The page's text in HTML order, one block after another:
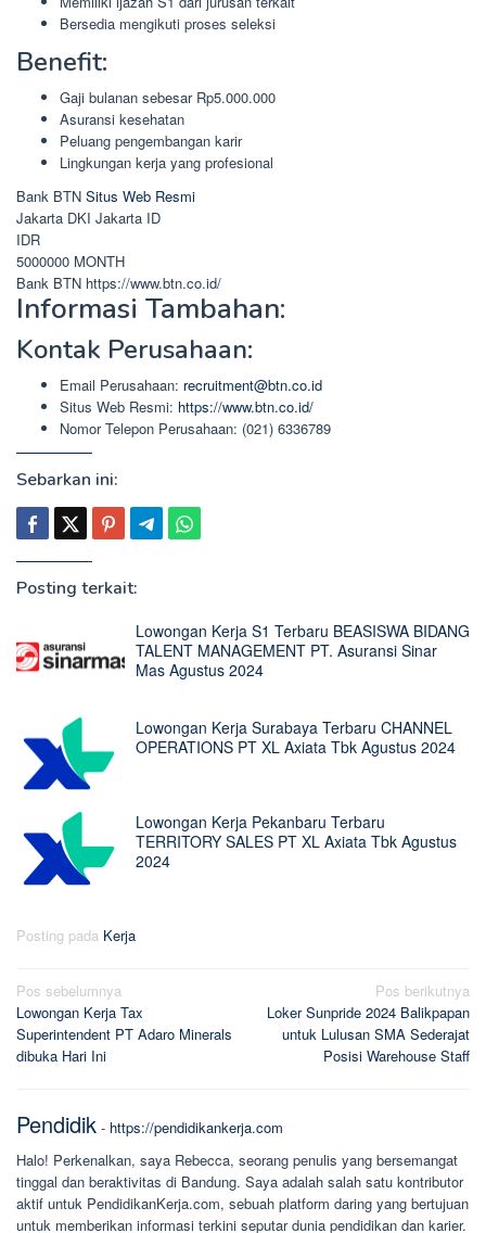
Bersedia mengikuti proses seleksi
Benefit:
Gaji bulanan sebesar Rp5.000.000
Asuransi kesehatan
Peluang pengembangan karir
Lingkungan kerja yang profesional
Bank BTN Situs Web Resmi
Jakarta DKI Jakarta ID
IDR
5000000 MONTH
Bank BTN https://www.btn.co.id/
Informasi Tambahan:
Kontak Perusahaan:
Email Perusahaan: recruitment@btn.co.id
Situs Web Resmi: https://www.btn.co.id/
Nomor Telepon Perusahaan: (021) 6336789
Sebarkan ini:
Posting terkait:
Lowongan Kerja S1 Terbaru BEASISWA BIDANG
TALENT MANAGEMENT PT. Asuransi Sinar
Mas Agustus 2024
Lowongan Kerja Surabaya Terbaru CHANNEL
OPERATIONS PT XL Axiata Tbk Agustus 2024
Lowongan Kerja Pekanbaru Terbaru
TERRITORY SALES PT XL Axiata Tbk Agustus
2024
Posting pada Kerja
Navigasi
pos
Pos sebelumnya
Lowongan Kerja Tax
Superintendent PT Adaro Minerals
dibuka Hari Ini
Pos berikutnya
Loker Sunpride 2024 Balikpapan
untuk Lulusan SMA Sederajat
Posisi Warehouse Staff
Pendidik - https://pendidikankerja.com
Halo! Perkenalkan, saya Rebecca, seorang penulis yang bersemangat
tinggal dan beraktivitas di Bandung. Saya adalah salah satu kontributor
aktif untuk PendidikanKerja.com, sebuah platform daring yang bertujuan
untuk memberikan informasi terkini seputar dunia pendidikan dan karier.